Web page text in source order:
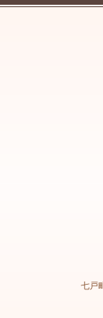
七戸